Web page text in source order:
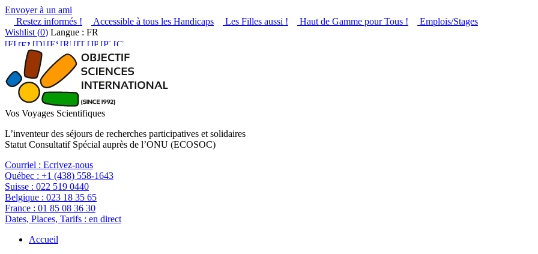
Envoyer à un ami
Restez informés !
Accessible à tous les Handicaps Les Filles aussi ! Haut de Gamme pour Tous !
Emplois/Stages
Wishlist (0) Langue : FR
Vos Voyages Scientifiques
L’inventeur des séjours de recherches participatives et solidaires
Statut Consultatif Spécial auprès de l’ONU (ECOSOC)
Courriel : Ecrivez-nous
Québec : +1 (438) 558-1643
Suisse : 022 519 0440
Belgique : 023 18 35 65
France : 01 85 08 36 30
Dates, Places, Tarifs : en direct
Accueil